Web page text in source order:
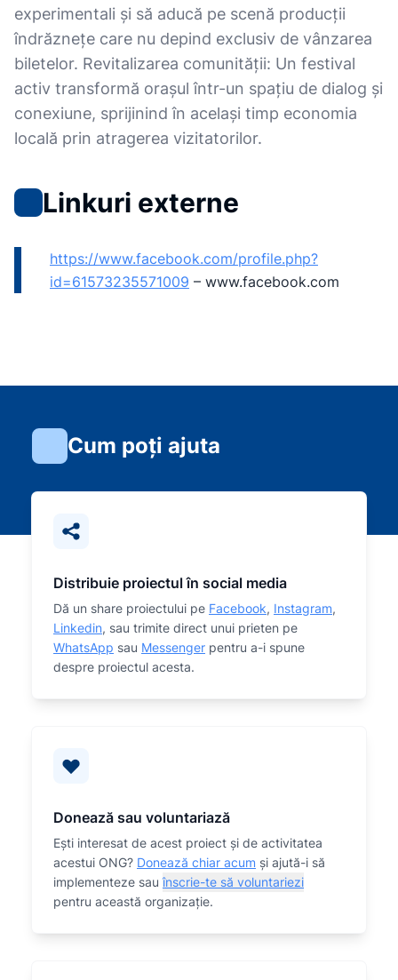
experimentali și să aducă pe scenă producții
îndrăznețe care nu depind exclusiv de vânzarea
biletelor. Revitalizarea comunității: Un festival
activ transformă orașul într-un spațiu de dialog și
conexiune, sprijinind în același timp economia
locală prin atragerea vizitatorilor.
Linkuri externe
https://www.facebook.com/profile.php?
id=61573235571009 – www.facebook.com
Cum poți ajuta
Distribuie proiectul în social media
Dă un share proiectului pe Facebook, Instagram,
Linkedin, sau trimite direct unui prieten pe
WhatsApp sau Messenger pentru a-i spune
despre proiectul acesta.
Donează sau voluntariază
Eşti interesat de acest proiect și de activitatea
acestui ONG? Donează chiar acum și ajută-i să
implementeze sauînscrie-te să voluntariezi
pentru această organizaţie.